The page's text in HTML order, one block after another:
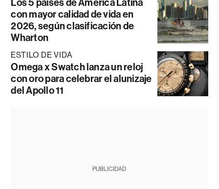
con mayor calidad de vida en
2026, según clasificación de
Wharton
ESTILO DE VIDA
Omega x Swatch lanza un reloj
con oro para celebrar el alunizaje
del Apollo 11
PUBLICIDAD